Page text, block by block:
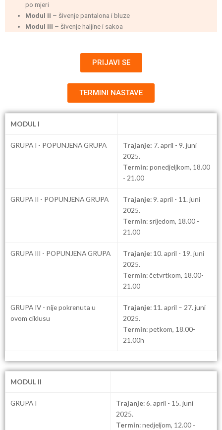
po mjeri
Modul II – šivenje pantalona i bluze
Modul III – šivenje haljine i sakoa
PRIJAVI SE
TERMINI NASTAVE
MODUL I
GRUPA I - POPUNJENA GRUPA Trajanje: 7. april - 9. juni
2025.
Termin: ponedjeljkom, 18.00
- 21.00
GRUPA II - POPUNJENA GRUPA Trajanje: 9. april - 11. juni
2025.
Termin: srijedom, 18.00 -
21.00
GRUPA III - POPUNJENA GRUPA Trajanje: 10. april - 19. juni
2025.
Termin: četvrtkom, 18.00-
21.00
GRUPA IV - nije pokrenuta u
ovom ciklusu
Trajanje: 11. april – 27. juni
2025.
Termin: petkom, 18.00-
21.00h
MODUL II
GRUPA I Trajanje: 6. april - 15. juni
2025.
Termin: nedjeljom, 12.00 -